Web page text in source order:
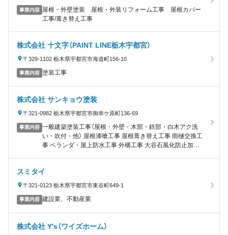
事業内容 屋根・外壁塗装 屋根・外装リフォーム工事 屋根カバー
工事/葺き替え工事
株式会社 十文字（PAINT LINE栃木宇都宮）
〒329-1102 栃木県宇都宮市海道町156-10
事業内容 塗装工事
株式会社 サンキョウ塗装
〒321-0982 栃木県宇都宮市御幸ケ原町136-69
事業内容 一般建築塗装工事（屋根・外壁・木部・鉄部・白木アク洗
い・吹付・他） 屋根漆喰工事 屋根葺き替え工事 雨樋交換工
事 ベランダ・屋上防水工事 外構工事 大谷石風化防止加工
掃・クラック補修・瓦止め工事）
スミタイ
〒321-0123 栃木県宇都宮市東谷町649-1
事業内容 建設業、不動産業
株式会社 Y's（ワイズホーム）